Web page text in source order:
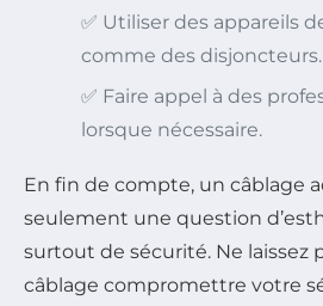
✅ Utiliser des appareils
comme des disjoncteurs.
✅ Faire appel à des
lorsque nécessaire.
En fin de compte, un câblage
seulement une question
surtout de sécurité. Ne laissez
câblage compromettre votre